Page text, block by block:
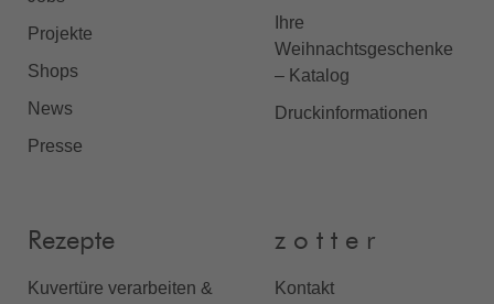
Projekte
Shops
News
Presse
Ihre
Weihnachtsgeschenke
– Katalog
Druckinformationen
Rezepte
Kuvertüre verarbeiten &
z o t t e r
Kontakt